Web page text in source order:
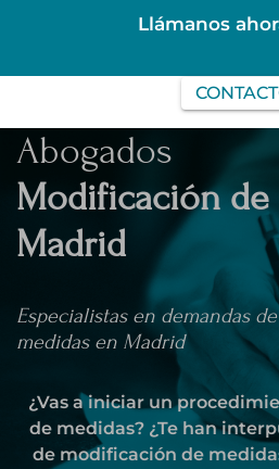
Llámanos
Abogados
Modificación de
Madrid
Especialistas en demandas
medidas en Madrid
¿Vas a iniciar un
de medidas? ¿Te han
de modificación de